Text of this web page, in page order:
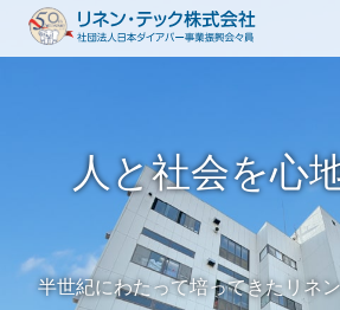
人と社会を心
半世紀にわたって培ってきたリネ